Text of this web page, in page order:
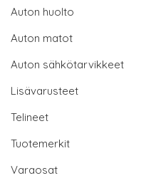
Auton huolto
Auton matot
Auton sähkötarvikkeet
Lisävarusteet
Telineet
Tuotemerkit
Varaosat